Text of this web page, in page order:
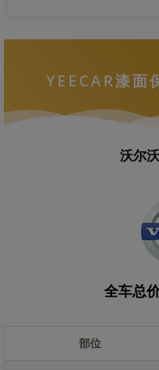
YEECAR漆面
沃尔
全车总价
部位